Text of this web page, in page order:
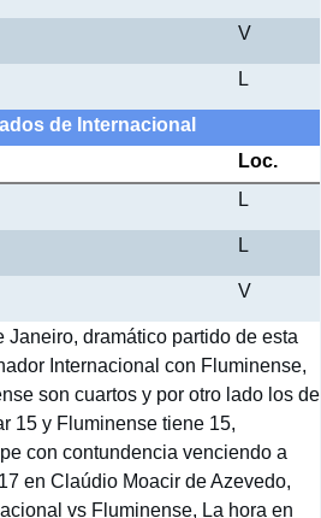
V
L
de Internacional
Loc.
L
L
V
dramático partido de esta
Internacional con Fluminense,
son cuartos y por otro lado los de
15 y Fluminense tiene 15,
con contundencia venciendo a
en Claúdio Moacir de Azevedo,
vs Fluminense, La hora en